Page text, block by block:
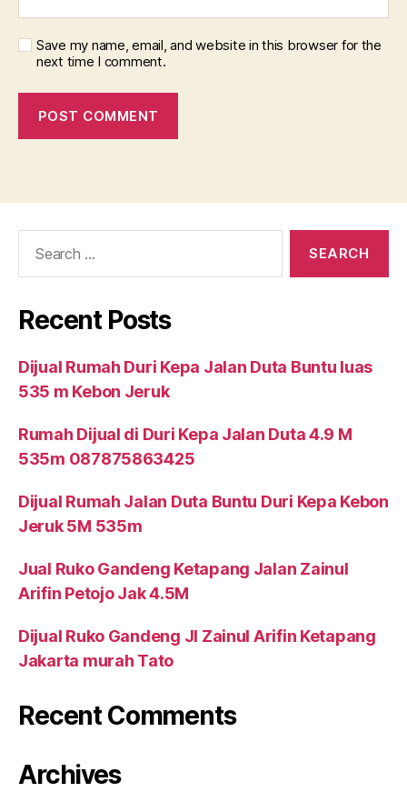
Save my name, email, and website in this browser for the
next time I comment.
Recent Posts
Dijual Rumah Duri Kepa Jalan Duta Buntu luas
535 m Kebon Jeruk
Rumah Dijual di Duri Kepa Jalan Duta 4.9 M
535m 087875863425
Dijual Rumah Jalan Duta Buntu Duri Kepa Kebon
Jeruk 5M 535m
Jual Ruko Gandeng Ketapang Jalan Zainul
Arifin Petojo Jak 4.5M
Dijual Ruko Gandeng Jl Zainul Arifin Ketapang
Jakarta murah Tato
Recent Comments
Archives